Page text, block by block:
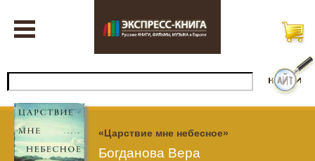
«Царствие мне небесное»
Богданова Вера